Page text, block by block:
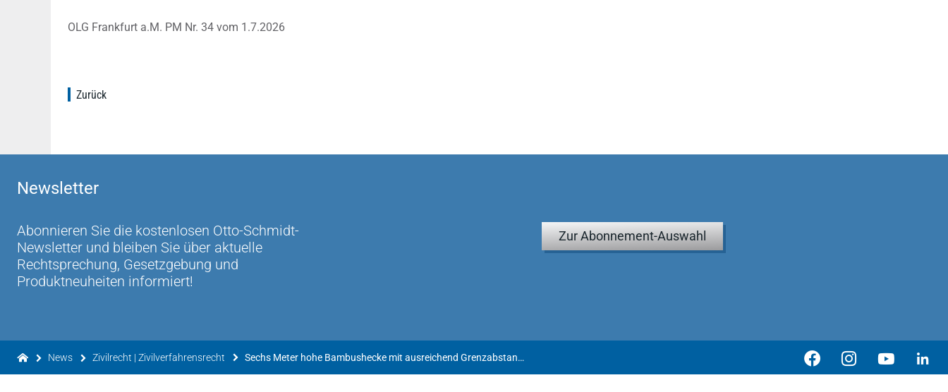
OLG Frankfurt a.M. PM Nr. 34 vom 1.7.2026
Zurück
Newsletter
Abonnieren Sie die kostenlosen Otto-Schmidt-
Newsletter und bleiben Sie über aktuelle
Rechtsprechung, Gesetzgebung und
Produktneuheiten informiert!
Zur Abonnement-Auswahl
News Zivilrecht | Zivilverfahrensrecht Sechs Meter hohe Bambushecke mit ausreichend Grenzabstand muss nicht zurückgeschnitten werden